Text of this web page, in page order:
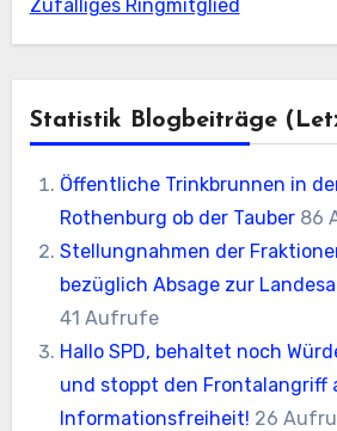
Zufälliges Ringmitglied
Statistik Blogbeiträge
Öffentliche Trinkbrunnen in
Rothenburg ob der Tauber 86
Stellungnahmen der
bezüglich Absage zur
41 Aufrufe
Hallo SPD, behaltet noch
und stoppt den Frontalangriff
Informationsfreiheit! 26